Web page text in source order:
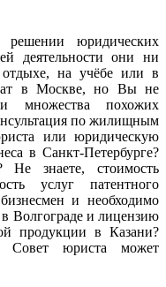
юридических
деятельности они ни
на учёбе или в
в Москве, но Вы не
множества похожих
по жилищным
или юридическую
в Санкт-Петербурге?
Не знаете, стоимость
услуг патентного
и необходимо
Волгограде и лицензию
продукции в Казани?
Совет юриста может